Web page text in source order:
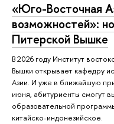
«Юго-Восточная
возможностей»:
Питерской Вышке
В 2026 году Институт
Вышки открывает кафедру
Азии. И уже в ближайшую
июня, абитуриенты смогут
образовательной
китайско-индонезийское.